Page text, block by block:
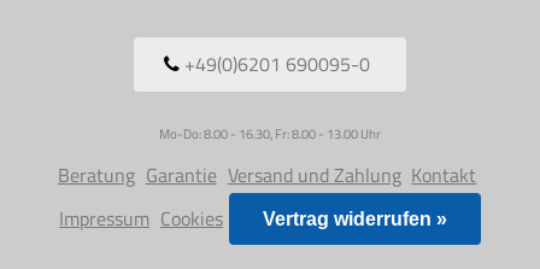
+49(0)6201 690095-0
Mo-Do: 8.00 - 16.30, Fr: 8.00 - 13.00 Uhr
Beratung Garantie Versand und Zahlung Kontakt
Impressum Cookies Vertrag widerrufen »